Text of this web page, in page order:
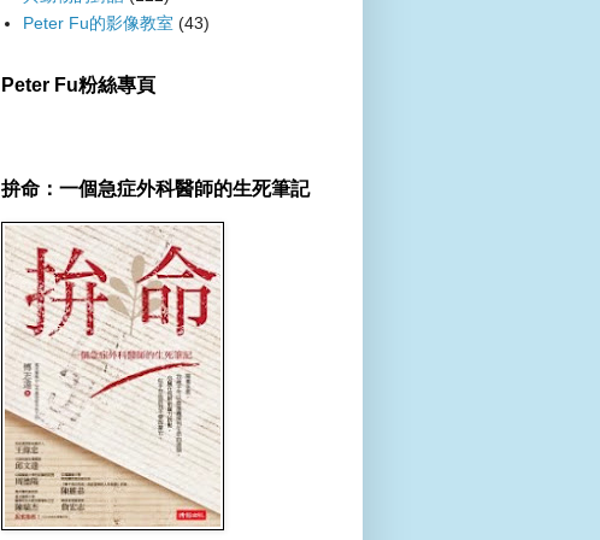
Peter Fu的影像教室 (43)
Peter Fu粉絲專頁
拚命：一個急症外科醫師的生死筆記